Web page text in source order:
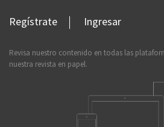
Regístrate Ingresar
Revisa nuestro contenido en todas las
nuestra revista en papel.